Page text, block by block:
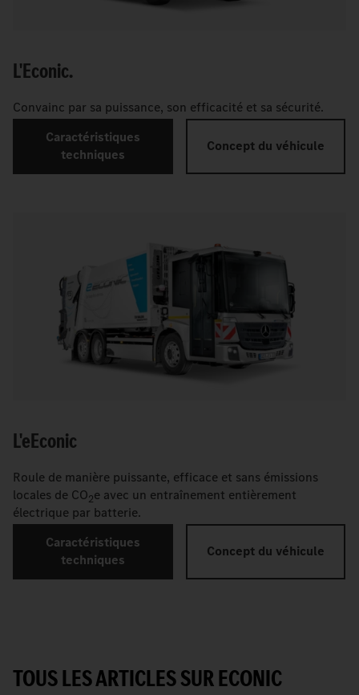
L'Econic.
Convainc par sa puissance, son efficacité et sa sécurité.
Caractéristiques
techniques
Concept du véhicule
L'eEconic
Roule de manière puissante, efficace et sans émissions
locales de CO2e avec un entraînement entièrement
électrique par batterie.
Caractéristiques
techniques
Concept du véhicule
TOUS LES ARTICLES SUR ECONIC